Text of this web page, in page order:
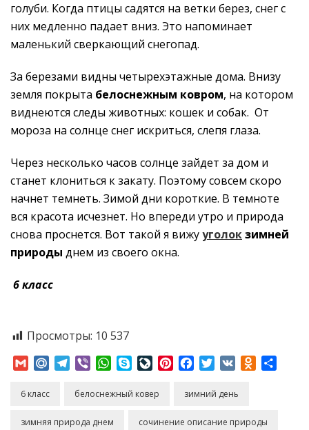
голуби. Когда птицы садятся на ветки берез, снег с
них медленно падает вниз. Это напоминает
маленький сверкающий снегопад.
За березами видны четырехэтажные дома. Внизу
земля покрыта белоснежным ковром, на котором
виднеются следы животных: кошек и собак. От
мороза на солнце снег искриться, слепя глаза.
Через несколько часов солнце зайдет за дом и
станет клониться к закату. Поэтому совсем скоро
начнет темнеть. Зимой дни короткие. В темноте
вся красота исчезнет. Но впереди утро и природа
снова проснется. Вот такой я вижууголокзимней
природы днем из своего окна.
6 класс
Просмотры: 10 537
GmailMail.RuTelegram
Viber WhatsApp
SkypeLiveJournal
PinterestFacebookTwitter
VK
6 класс белоснежный ковер зимний день
зимняя природа днем сочинение описание природы